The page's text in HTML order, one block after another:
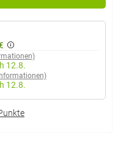
12.8.
12.8.